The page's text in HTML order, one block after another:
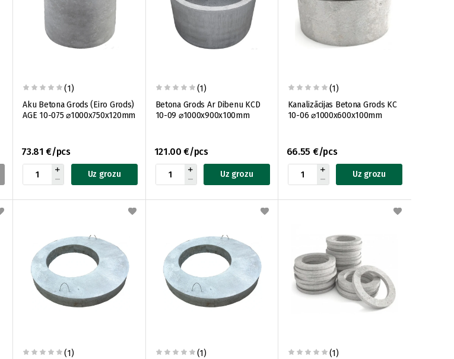
(1)
Aku Betona Grods (Eiro Grods)
AGE 10-075 ⌀1000x750x120mm
73.81 €/pcs
Uz grozu
(1)
Betona Grods Ar Dibenu KCD
10-09 ⌀1000x900x100mm
121.00 €/pcs
Uz grozu
(1)
Kanalizācijas Betona Grods KC
10-06 ⌀1000x600x100mm
66.55 €/pcs
Uz grozu
(1)
(1)
(1)